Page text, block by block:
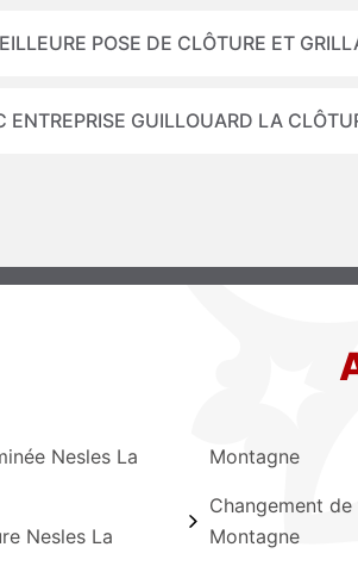
POSE DE CLÔTURE ET
ENTREPRISE GUILLOUARD LA
Nesles La
Nesles La
Montagne
Changement
Montagne